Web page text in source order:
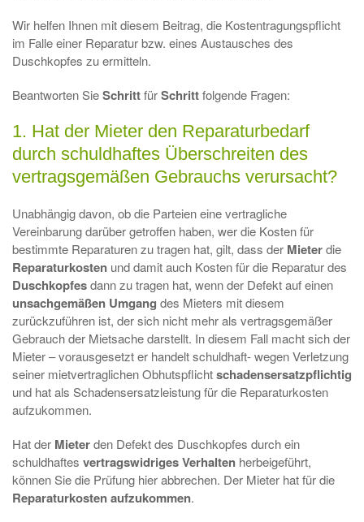
Wir helfen Ihnen mit diesem Beitrag, die Kostentragungspflicht
im Falle einer Reparatur bzw. eines Austausches des
Duschkopfes zu ermitteln.
Beantworten SieSchrittfürSchrittfolgende Fragen:
1. Hat der Mieter den Reparaturbedarf
durch schuldhaftes Überschreiten des
vertragsgemäßen Gebrauchs verursacht?
Unabhängig davon, ob die Parteien eine vertragliche
Vereinbarung darüber getroffen haben, wer die Kosten für
bestimmte Reparaturen zu tragen hat, gilt, dass der Mieterdie
Reparaturkosten und damit auch Kosten für die Reparatur des
Duschkopfesdann zu tragen hat, wenn der Defekt auf einen
unsachgemäßen Umgang des Mieters mit diesem
zurückzuführen ist, der sich nicht mehr als vertragsgemäßer
Gebrauch der Mietsache darstellt. In diesem Fall macht sich der
Mieter – vorausgesetzt er handelt schuldhaft- wegen Verletzung
seiner mietvertraglichen Obhutspflichtschadensersatzpflichtig
und hat als Schadensersatzleistung für die Reparaturkosten
aufzukommen.
Hat der Mieterden Defekt des Duschkopfes durch ein
schuldhaftes vertragswidrigesVerhalten herbeigeführt,
können Sie die Prüfung hier abbrechen. Der Mieter hat für die
Reparaturkostenaufzukommen.